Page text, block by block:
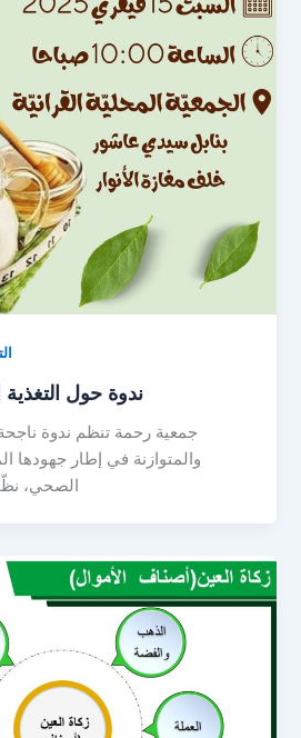
ندوة حول التغذية
جمعية رحمة تنظم ندوة
والمتوازنة في إطار جهودها
الصحي،